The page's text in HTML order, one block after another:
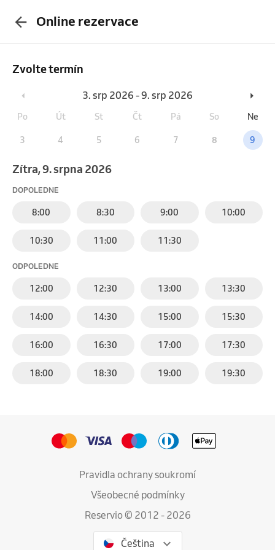
Online rezervace
Zvolte termín
3. srp 2026 - 9. srp 2026
Po Út St Čt Pá So Ne
3 4 5 6 7 8 9
Zítra, 9. srpna 2026
DOPOLEDNE
8:00 8:30 9:00 10:00
10:30 11:00 11:30
ODPOLEDNE
12:00 12:30 13:00 13:30
14:00 14:30 15:00 15:30
16:00 16:30 17:00 17:30
18:00 18:30 19:00 19:30
Pravidla ochrany soukromí
Všeobecné podmínky
Reservio © 2012 - 2026
Čeština